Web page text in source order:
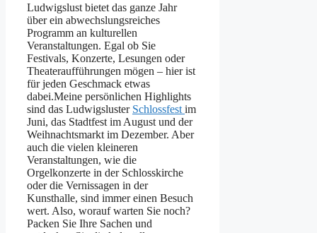
Ludwigslust bietet das ganze Jahr
über ein abwechslungsreiches
Programm an kulturellen
Veranstaltungen. Egal ob Sie
Festivals, Konzerte, Lesungen oder
Theateraufführungen mögen – hier ist
für jeden Geschmack etwas
dabei.Meine persönlichen Highlights
sind das Ludwigsluster Schlossfest im
Juni, das Stadtfest im August und der
Weihnachtsmarkt im Dezember. Aber
auch die vielen kleineren
Veranstaltungen, wie die
Orgelkonzerte in der Schlosskirche
oder die Vernissagen in der
Kunsthalle, sind immer einen Besuch
wert. Also, worauf warten Sie noch?
Packen Sie Ihre Sachen und